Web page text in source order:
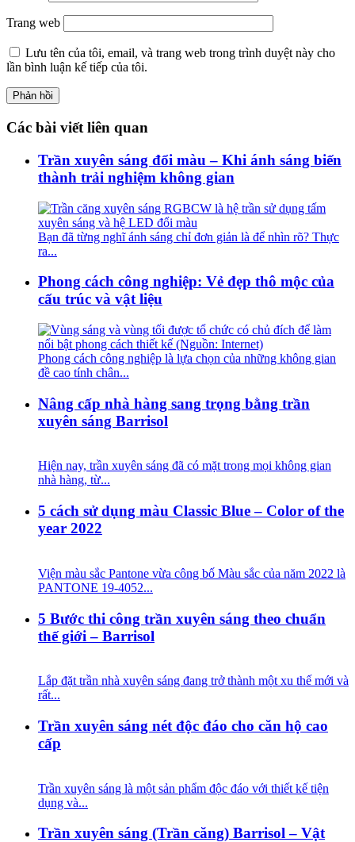
Trang web
Lưu tên của tôi, email, và trang web trong trình duyệt này cho
lần bình luận kế tiếp của tôi.
Các bài viết liên quan
Trần xuyên sáng đổi màu – Khi ánh sáng biến
thành trải nghiệm không gian
Bạn đã từng nghĩ ánh sáng chỉ đơn giản là để nhìn rõ? Thực
ra...
Phong cách công nghiệp: Vẻ đẹp thô mộc của
cấu trúc và vật liệu
Phong cách công nghiệp là lựa chọn của những không gian
đề cao tính chân...
Nâng cấp nhà hàng sang trọng bằng trần
xuyên sáng Barrisol
Hiện nay, trần xuyên sáng đã có mặt trong mọi không gian
nhà hàng, từ...
5 cách sử dụng màu Classic Blue – Color of the
year 2022
Viện màu sắc Pantone vừa công bố Màu sắc của năm 2022 là
PANTONE 19-4052...
5 Bước thi công trần xuyên sáng theo chuẩn
thế giới – Barrisol
Lắp đặt trần nhà xuyên sáng đang trở thành một xu thế mới và
rất...
Trần xuyên sáng nét độc đáo cho căn hộ cao
cấp
Trần xuyên sáng là một sản phẩm độc đáo với thiết kế tiện
dụng và...
Trần xuyên sáng (Trần căng) Barrisol – Vật